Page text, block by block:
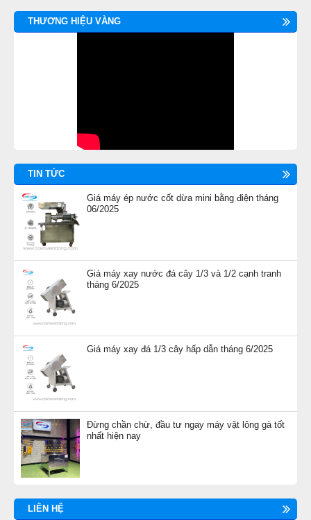
THƯƠNG HIỆU VÀNG
TIN TỨC
Giá máy ép nước cốt dừa mini bằng điện tháng
06/2025
Giá máy xay nước đá cây 1/3 và 1/2 cạnh tranh
tháng 6/2025
Giá máy xay đá 1/3 cây hấp dẫn tháng 6/2025
Đừng chần chừ, đầu tư ngay máy vặt lông gà tốt
nhất hiện nay
LIÊN HỆ